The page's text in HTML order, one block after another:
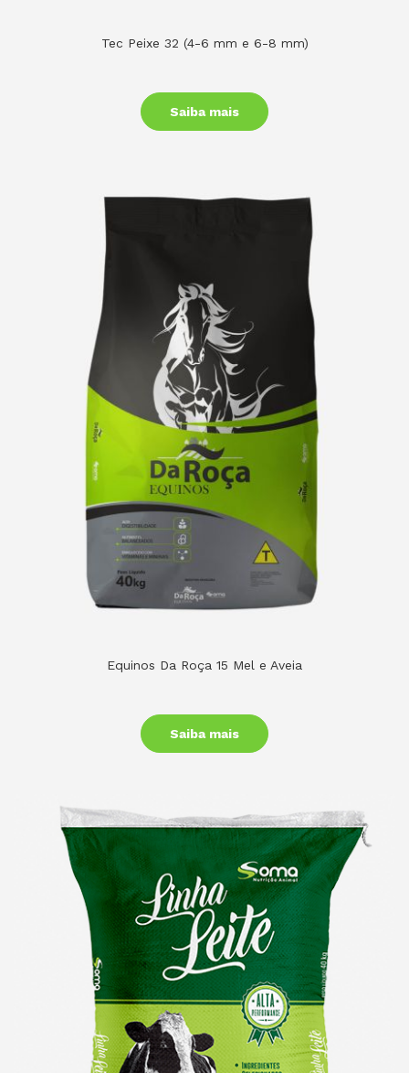
Tec Peixe 32 (4-6 mm e 6-8 mm)
Saiba mais
Equinos Da Roça 15 Mel e Aveia
Saiba mais